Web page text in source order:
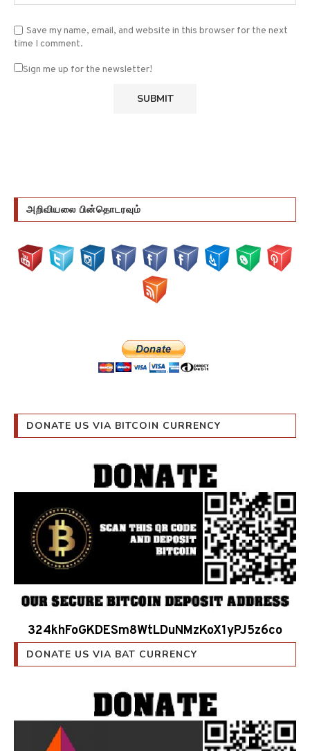
Save my name, email, and website in this browser for the next
time I comment.
Sign me up for the newsletter!
அறிவியலை பின்தொடரவும்
DONATE US VIA BITCOIN CURRENCY
324khFoGKDESm8WtLDuNMzKoX1yPJ5z6co
DONATE US VIA BAT CURRENCY